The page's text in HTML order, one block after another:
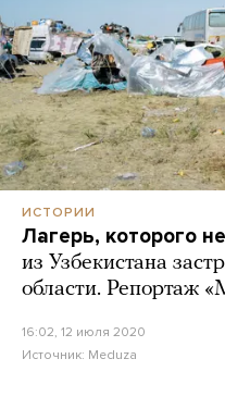
ИСТОРИИ
Лагерь, которого
из Узбекистана
области. Репортаж
16:02, 12 июля 2020
Источник: Meduza